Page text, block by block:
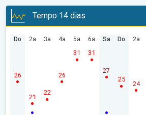
Tempo 14 dias
Do
26
2a
21
3a
22
4a
26
5a
31
6a
31
Sa
27
Do
25
2a
24